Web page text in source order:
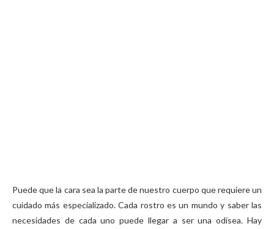
Puede que la cara sea la parte de nuestro cuerpo que requiere un
cuidado más especializado. Cada rostro es un mundo y saber las
necesidades de cada uno puede llegar a ser una odisea. Hay